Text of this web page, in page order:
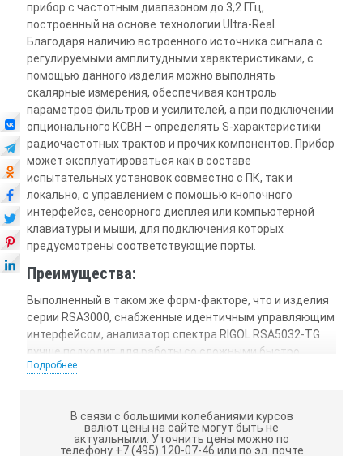
прибор с частотным диапазоном до 3,2 ГГц,
построенный на основе технологии Ultra-Real.
Благодаря наличию встроенного источника сигнала с
регулируемыми амплитудными характеристиками, с
помощью данного изделия можно выполнять
скалярные измерения, обеспечивая контроль
параметров фильтров и усилителей, а при подключении
опционального КСВН – определять S-характеристики
радиочастотных трактов и прочих компонентов. Прибор
может эксплуатироваться как в составе
испытательных установок совместно с ПК, так и
локально, с управлением с помощью кнопочного
интерфейса, сенсорного дисплея или компьютерной
клавиатуры и мыши, для подключения которых
предусмотрены соответствующие порты.
Преимущества:
Выполненный в таком же форм-факторе, что и изделия
серии RSA3000, снабженные идентичным управляющим
интерфейсом, анализатор спектра RIGOL RSA5032-TG
лучше подходит для работы со сложными быстро
меняющимися сигналами, уверенно идентифицируя их
частотного отклика, а также уменьшенной
минимальной длительностью гарантированного
Подробнее
В связи с большими колебаниями курсов
валют цены на сайте могут быть не
актуальными. Уточнить цены можно по
телефону +7 (495) 120-07-46 или по эл. почте